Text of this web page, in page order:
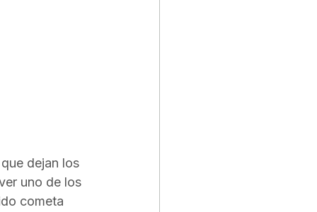
dejan los
uno de los
cometa